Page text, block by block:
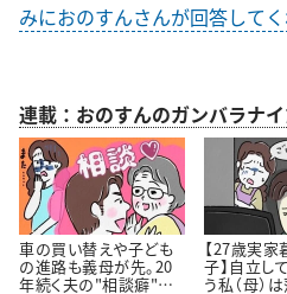
みにおのすんさんが回答してく
連載：おのすんのガンバラナ
車の買い替えや子ども
の進路も義母が先。20
年続く夫の"相談癖"に
【27歳実家
子】自立し
う私（母）